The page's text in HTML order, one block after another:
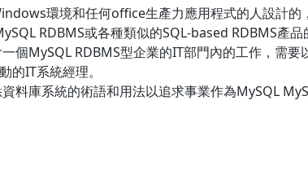
環境和任何office生產力應用程式的人設計的
RDBMS或各種類似的SQL-based RDBMS產品
個MySQL RDBMS型企業的IT部門內的工作，需要
的IT系統經理。
料庫系統的術語和用法以追求事業作為MySQL